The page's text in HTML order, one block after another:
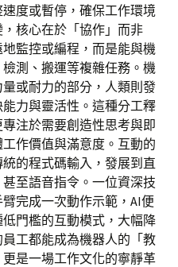
度或暫停，確保工作環境
核心在於「協作」而非
地監控或編程，而是能與機
測、搬運等複雜任務。機
或耐力的部分，人類則發
力與靈活性。這種分工釋
注於需要創造性思考與即
作價值與滿意度。互動的
的程式碼輸入，發展到直
至語音指令。一位資深技
完成一次動作示範，AI便
門檻的互動模式，大幅降
工都能成為機器人的「教
是一場工作文化的寧靜革